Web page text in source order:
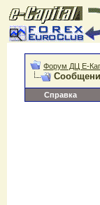
Форум ДЦ Е-
Справка